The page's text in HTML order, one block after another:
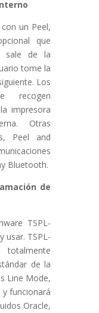
un Peel,
que
sale de la
tome la
Los
recogen
impresora
Otras
Peel and
Bluetooth.
de
TSPL-
usar. TSPL-
de la
Line Mode,
funcionará
Oracle,